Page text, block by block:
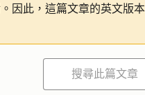
因此，這篇文章的英文版